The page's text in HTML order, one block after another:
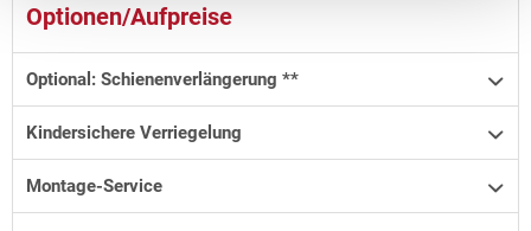
Optionen/Aufpreise
Optional: Schienenverlängerung **
Kindersichere Verriegelung
Montage-Service